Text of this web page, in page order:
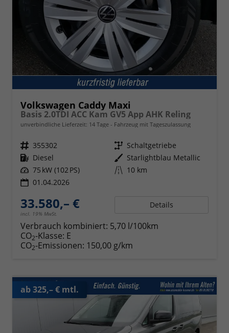
Volkswagen Caddy Maxi
Basis 2.0TDI ACC Kam GV5 App AHK Reling
unverbindliche Lieferzeit: 14 Tage Fahrzeug mit Tageszulassung
Fahrzeugnr. 355302 Getriebe Schaltgetriebe
Kraftstoff Diesel Außenfarbe Starlightblau Metallic
Leistung 75 kW (102 PS) Kilometerstand 10 km
01.04.2026
33.580,– €
incl. 19% MwSt.
Details
Verbrauch kombiniert: 5,70 l/100km
CO2-Klasse: E
CO2-Emissionen: 150,00 g/km
ab 325,– € mtl.